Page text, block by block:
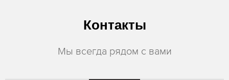
Контакты
Мы всегда рядом с вами